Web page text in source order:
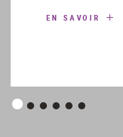
EN SAVOIR
Panneau
Panneau
Panneau
Panneau
Panneau
Panneau